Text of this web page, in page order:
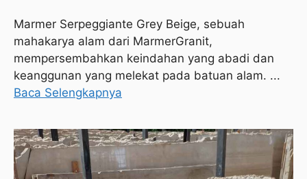
Marmer Serpeggiante Grey Beige, sebuah
mahakarya alam dari MarmerGranit,
mempersembahkan keindahan yang abadi dan
keanggunan yang melekat pada batuan alam. ...
Baca Selengkapnya